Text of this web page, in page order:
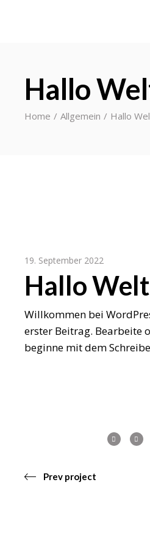
Hallo
Home Allgemein Hallo
19. September 2022
Hallo
Willkommen bei
erster Beitrag. Bearbeite
beginne mit dem
Prev project